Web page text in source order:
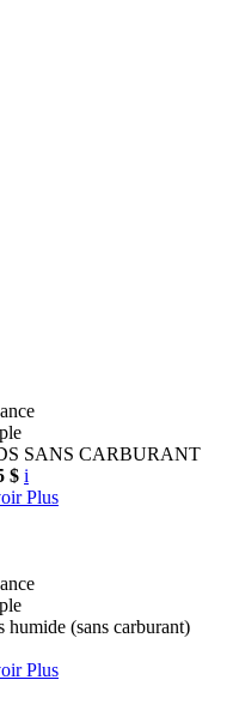
SANS CARBURANT
$ i
Plus
humide (sans carburant)
Plus